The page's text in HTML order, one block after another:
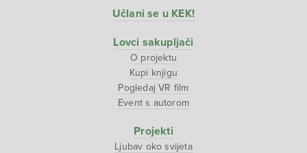
Učlani se u KEK!
Lovci sakupljači
O projektu
Kupi knjigu
Pogledaj VR film
Event s autorom
Projekti
Ljubav oko svijeta